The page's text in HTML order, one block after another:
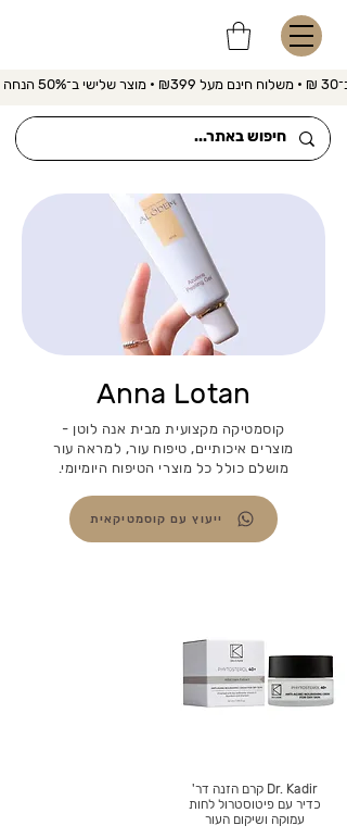
הנחה
Anna Lotan
קוסמטיקה מקצועית מבית אנה לוטן -
מוצרים איכותיים, טיפוח עור, למראה עור
מושלם כולל כל מוצרי הטיפוח היומיומי.
ייעוץ עם קוסמטיקאית
Dr. Kadir קרם הזנה דר'
כדיר עם פיטוסטרול לחות
עמוקה ושיקום העור